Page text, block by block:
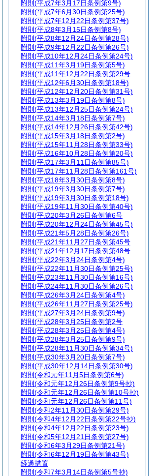
附則 (平成7年3月17日条例第9号)
附則 (平成7年6月30日条例第25号)
附則 (平成7年12月22日条例第37号)
附則 (平成8年3月15日条例第8号)
附則 (平成8年12月24日条例第28号)
附則 (平成9年12月22日条例第26号)
附則 (平成10年12月24日条例第24号)
附則 (平成11年3月19日条例第5号)
附則 (平成11年12月22日条例第29号
附則 (平成12年6月30日条例第18号)
附則 (平成12年12月20日条例第31号)
附則 (平成13年3月19日条例第8号)
附則 (平成13年12月25日条例第24号)
附則 (平成14年3月18日条例第7号)
附則 (平成14年12月26日条例第42号)
附則 (平成15年3月18日条例第2号)
附則 (平成15年11月28日条例第33号)
附則 (平成16年10月28日条例第20号)
附則 (平成17年3月11日条例第85号)
附則 (平成17年11月28日条例第161号)
附則 (平成18年3月30日条例第8号)
附則 (平成19年3月30日条例第7号)
附則 (平成19年3月30日条例第18号)
附則 (平成19年11月30日条例第40号)
附則 (平成20年3月26日条例第6号
附則 (平成20年12月24日条例第45号)
附則 (平成21年5月28日条例第26号)
附則 (平成21年11月27日条例第45号
附則 (平成21年12月17日条例第48号
附則 (平成22年3月24日条例第4号)
附則 (平成22年11月30日条例第25号)
附則 (平成23年11月30日条例第16号)
附則 (平成24年11月30日条例第26号)
附則 (平成26年3月24日条例第4号)
附則 (平成26年11月27日条例第25号)
附則 (平成27年3月24日条例第9号)
附則 (平成28年3月25日条例第2号
附則 (平成28年3月25日条例第4号)
附則 (平成28年3月25日条例第9号)
附則 (平成28年11月30日条例第34号)
附則 (平成30年3月20日条例第7号)
附則 (平成30年12月14日条例第30号)
附則 (令和元年11月5日条例第6号)
附則 (令和元年12月26日条例第9号抄)
附則 (令和元年12月26日条例第10号抄)
附則 (令和元年12月26日条例第11号)
附則 (令和2年11月30日条例第29号)
附則 (令和4年12月22日条例第22号抄)
附則 (令和4年12月22日条例第23号)
附則 (令和5年12月21日条例第27号)
附則 (令和6年3月29日条例第21号)
附則 (令和6年12月19日条例第43号)
経過措置
附則 (令和7年3月14日条例第5号抄)